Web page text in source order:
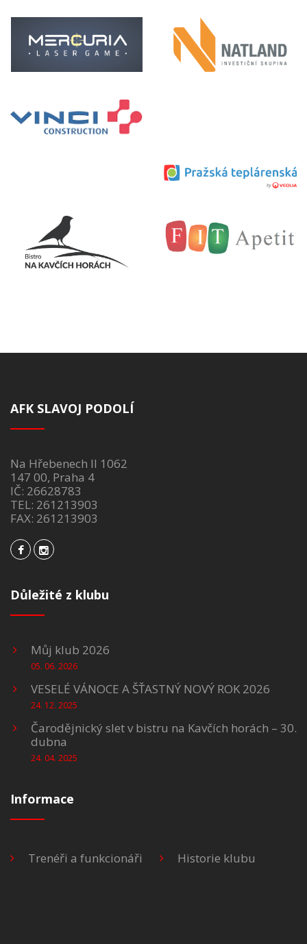
AFK SLAVOJ PODOLÍ
Na Hřebenech II 1062
147 00, Praha 4
IČ: 26628783
TEL: 261213903
FAX: 261213903
Důležité z klubu
Můj klub 2026
05. 06. 2026
VESELÉ VÁNOCE A ŠŤASTNÝ NOVÝ ROK 2026
24. 12. 2025
Čarodějnický slet v bistru na Kavčích horách – 30.
dubna
24. 04. 2025
Informace
Trenéři a funkcionáři Historie klubu